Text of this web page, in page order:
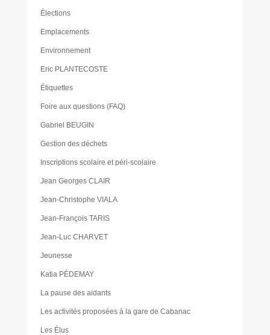
Élections
Emplacements
Environnement
Eric PLANTECOSTE
Étiquettes
Foire aux questions (FAQ)
Gabriel BEUGIN
Gestion des déchets
Inscriptions scolaire et péri-scolaire
Jean Georges CLAIR
Jean-Christophe VIALA
Jean-François TARIS
Jean-Luc CHARVET
Jeunesse
Katia PÉDEMAY
La pause des aidants
Les activités proposées à la gare de Cabanac
Les Élus